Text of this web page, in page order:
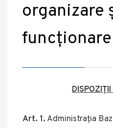
organizare
funcționare
Art. 1. Administraţia